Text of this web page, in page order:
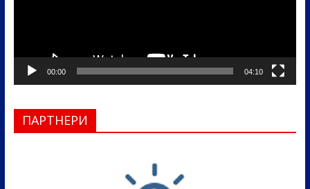
00:00 04:10
ПАРТНЕРИ